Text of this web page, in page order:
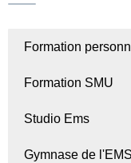
Formation
Formation SMU
Studio Ems
Gymnase de l'EMS